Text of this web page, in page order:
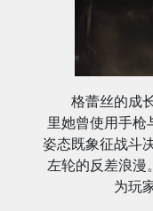
格蕾丝的成
里她曾使用手
姿态既象征战斗
左轮的反差浪漫
为玩